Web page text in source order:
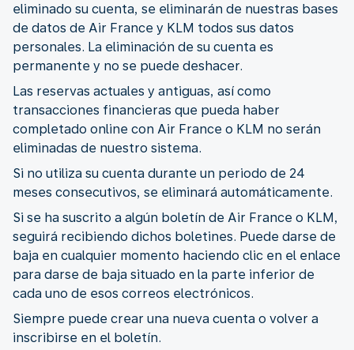
eliminado su cuenta, se eliminarán de nuestras bases
de datos de Air France y KLM todos sus datos
personales. La eliminación de su cuenta es
permanente y no se puede deshacer.
Las reservas actuales y antiguas, así como
transacciones financieras que pueda haber
completado online con Air France o KLM no serán
eliminadas de nuestro sistema.
Si no utiliza su cuenta durante un periodo de 24
meses consecutivos, se eliminará automáticamente.
Si se ha suscrito a algún boletín de Air France o KLM,
seguirá recibiendo dichos boletines. Puede darse de
baja en cualquier momento haciendo clic en el enlace
para darse de baja situado en la parte inferior de
cada uno de esos correos electrónicos.
Siempre puede crear una nueva cuenta o volver a
inscribirse en el boletín.